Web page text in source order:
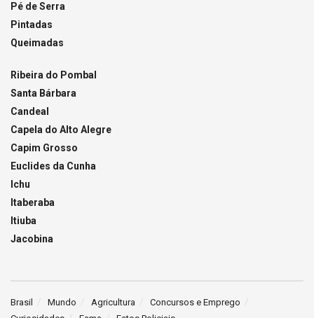
Pé de Serra
Pintadas
Queimadas
Ribeira do Pombal
Santa Bárbara
Candeal
Capela do Alto Alegre
Capim Grosso
Euclides da Cunha
Ichu
Itaberaba
Itiuba
Jacobina
Brasil Mundo Agricultura
Concursos e Emprego